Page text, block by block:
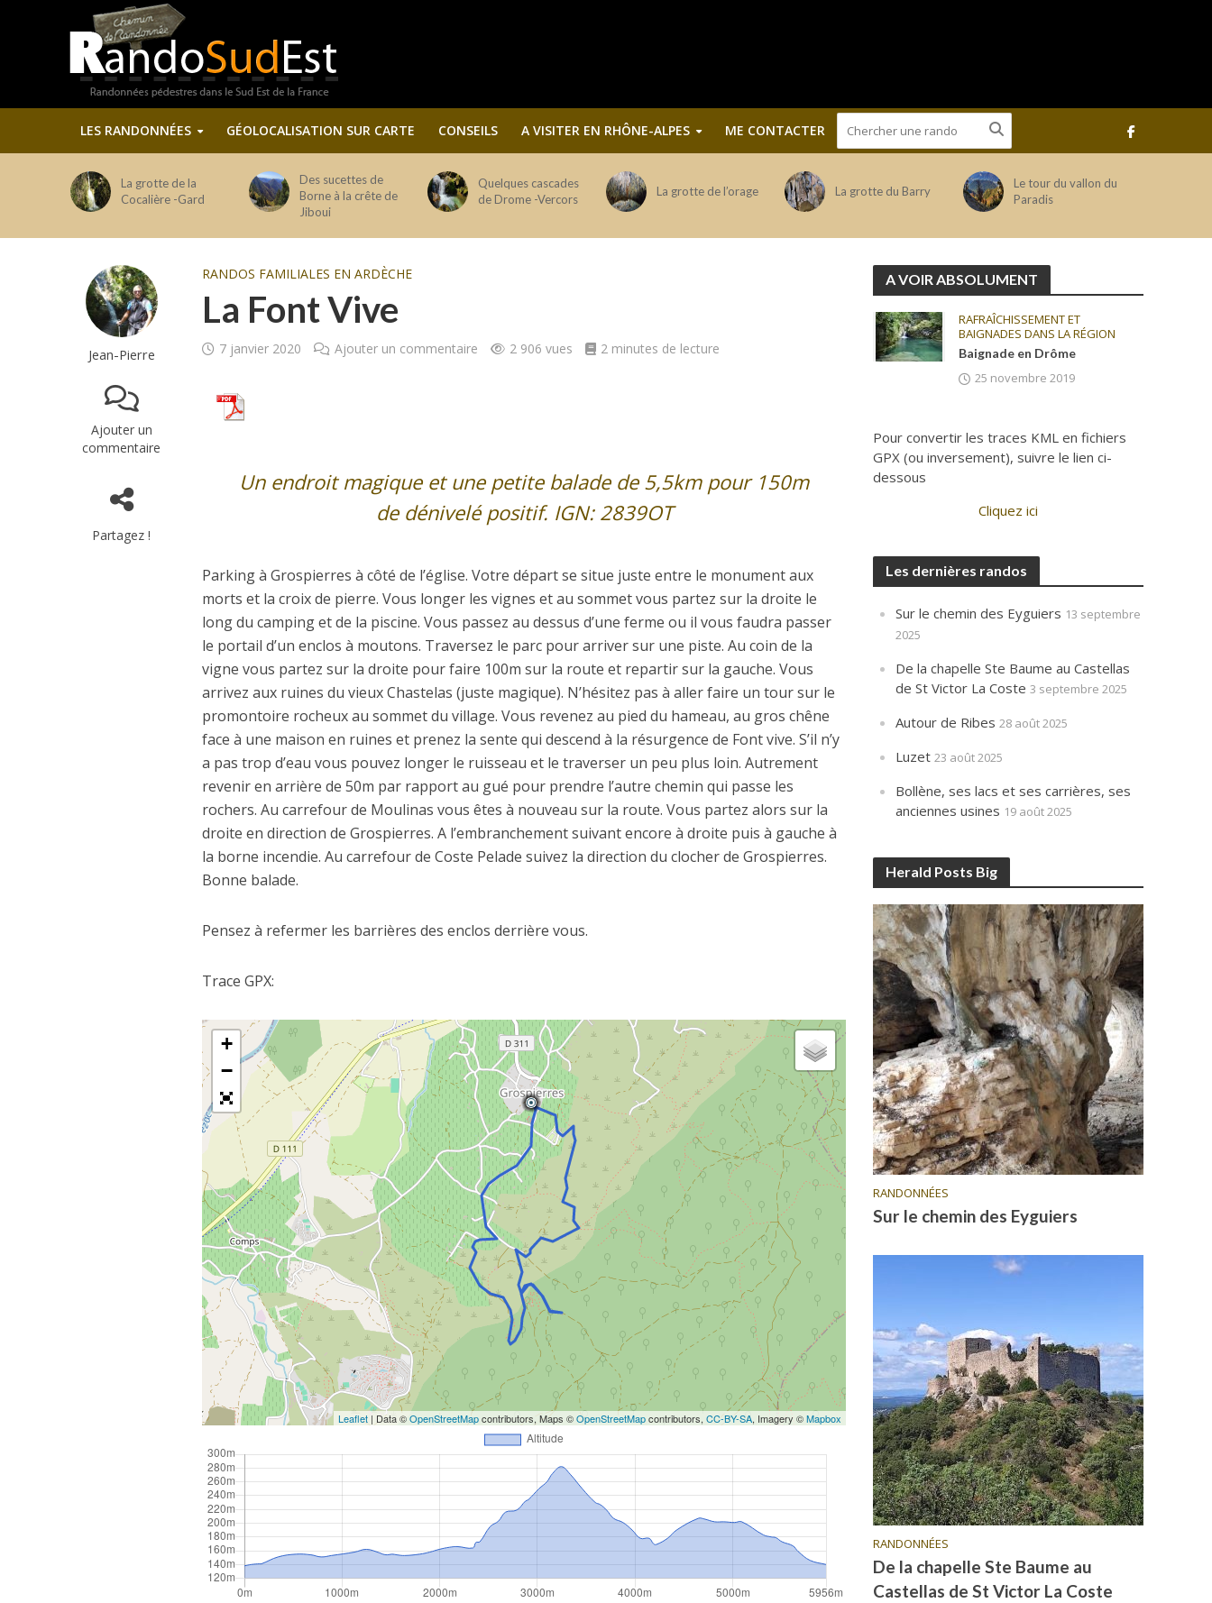
LES RANDONNÉES GÉOLOCALISATION SUR CARTE CONSEILS A VISITER EN RHÔNE-ALPES ME CONTACTER
La grotte de la
Cocalière -Gard
Des sucettes de
Borne à la crête de
Jiboui
Quelques cascades
de Drome -Vercors
La grotte de l’orage La grotte du Barry
Le tour du vallon du
Paradis
Jean-Pierre
Ajouter un
commentaire
Partagez !
RANDOS FAMILIALES EN ARDÈCHE
La Font Vive
7 janvier 2020 Ajouter un commentaire 2 906 vues 2 minutes de lecture
Un endroit magique et une petite balade de 5,5km pour 150m
de dénivelé positif. IGN: 2839OT
Parking à Grospierres à côté de l’église. Votre départ se situe juste entre le monument aux
morts et la croix de pierre. Vous longer les vignes et au sommet vous partez sur la droite le
long du camping et de la piscine. Vous passez au dessus d’une ferme ou il vous faudra passer
le portail d’un enclos à moutons. Traversez le parc pour arriver sur une piste. Au coin de la
vigne vous partez sur la droite pour faire 100m sur la route et repartir sur la gauche. Vous
arrivez aux ruines du vieux Chastelas (juste magique). N’hésitez pas à aller faire un tour sur le
promontoire rocheux au sommet du village. Vous revenez au pied du hameau, au gros chêne
face à une maison en ruines et prenez la sente qui descend à la résurgence de Font vive. S’il n’y
a pas trop d’eau vous pouvez longer le ruisseau et le traverser un peu plus loin. Autrement
revenir en arrière de 50m par rapport au gué pour prendre l’autre chemin qui passe les
rochers. Au carrefour de Moulinas vous êtes à nouveau sur la route. Vous partez alors sur la
droite en direction de Grospierres. A l’embranchement suivant encore à droite puis à gauche à
la borne incendie. Au carrefour de Coste Pelade suivez la direction du clocher de Grospierres.
Bonne balade.
Pensez à refermer les barrières des enclos derrière vous.
Trace GPX:
+
−
Leaflet | Data ©OpenStreetMapcontributors, Maps ©OpenStreetMapcontributors,CC-BY-SA, Imagery ©Mapbox
A VOIR ABSOLUMENT
RAFRAÎCHISSEMENT ET
BAIGNADES DANS LA RÉGION
Baignade en Drôme
25 novembre 2019
Pour convertir les traces KML en fichiers
GPX (ou inversement), suivre le lien ci-
dessous
Cliquez ici
Les dernières randos
Sur le chemin des Eyguiers 13 septembre
2025
De la chapelle Ste Baume au Castellas
de St Victor La Coste 3 septembre 2025
Autour de Ribes 28 août 2025
Luzet 23 août 2025
Bollène, ses lacs et ses carrières, ses
anciennes usines 19 août 2025
Herald Posts Big
RANDONNÉES
Sur le chemin des Eyguiers
RANDONNÉES
De la chapelle Ste Baume au
Castellas de St Victor La Coste